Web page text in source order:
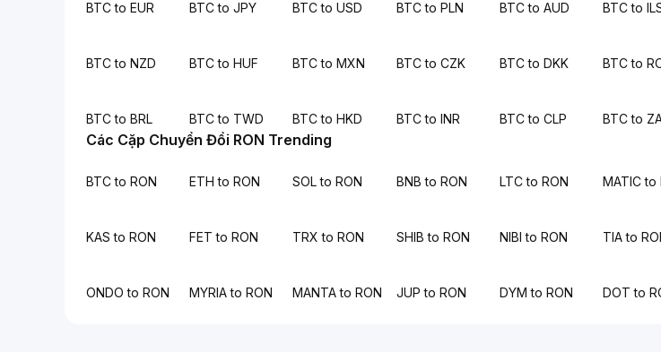
BTC to EUR BTC to JPY BTC to USD BTC to PLN BTC to AUD BTC to
BTC to NZD BTC to HUF BTC to MXN BTC to CZK BTC to DKK BTC to
BTC to BRL BTC to TWD BTC to HKD BTC to INR BTC to CLP BTC to
Các Cặp Chuyển Đổi RON Trending
BTC to RON ETH to RON SOL to RON BNB to RON LTC to RON MATIC to
KAS to RON FET to RON TRX to RON SHIB to RON NIBI to RON TIA to
ONDO to RON MYRIA to RON MANTA to RON JUP to RON DYM to RON DOT to